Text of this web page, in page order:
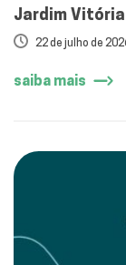
Jardim Vitória
22 de julho de
saiba mais